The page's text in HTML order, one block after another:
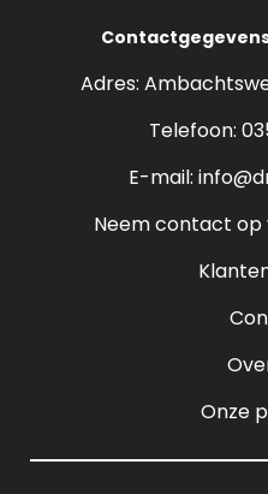
Bio
Adres:
Telefoon:
E-mail:
Neem contact op
Onze